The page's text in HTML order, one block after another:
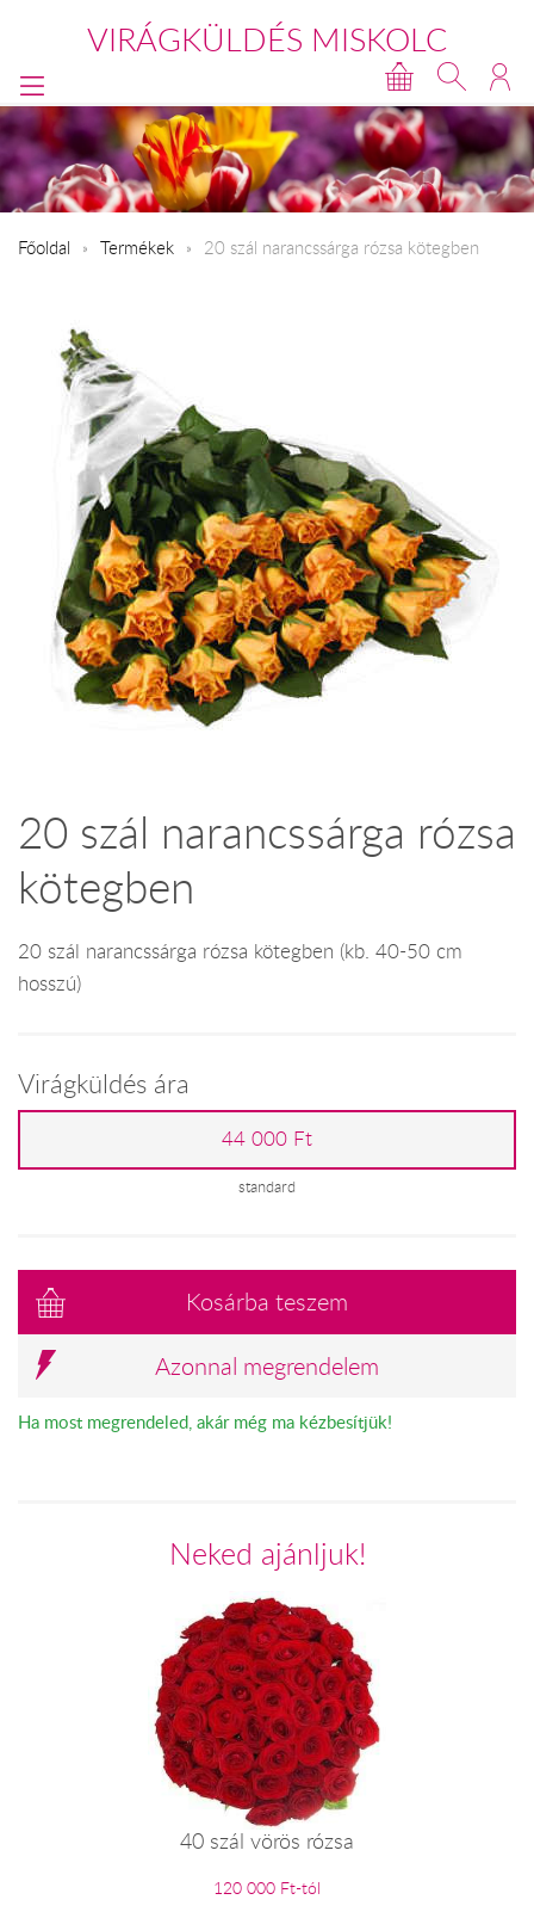
VIRÁGKÜLDÉS MISKOLC
Főoldal Termékek 20 szál narancssárga rózsa kötegben
20 szál narancssárga rózsa
kötegben
20 szál narancssárga rózsa kötegben (kb. 40-50 cm
hosszú)
Virágküldés ára
44 000 Ft
standard
Kosárba teszem
Azonnal megrendelem
Ha most megrendeled, akár még ma kézbesítjük!
Neked ajánljuk!
40 szál vörös rózsa
120 000 Ft-tól